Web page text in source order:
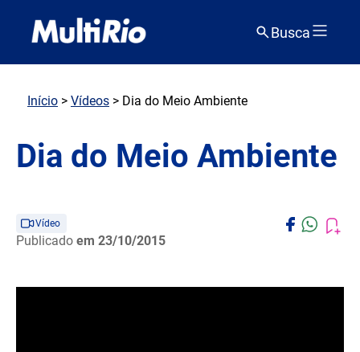
Busca
Início > Vídeos > Dia do Meio Ambiente
Dia do Meio Ambiente
Vídeo
Publicado em 23/10/2015